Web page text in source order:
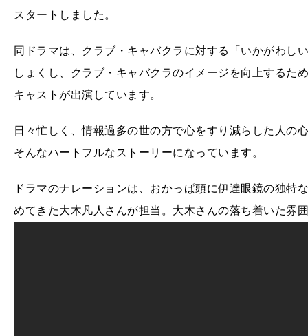
スタートしました。
同ドラマは、クラブ・キャバクラに対する「いかがわし
しょくし、クラブ・キャバクラのイメージを向上するた
キャストが出演しています。
日々忙しく、情報過多の世の方で心をすり減らした人の
そんなハートフルなストーリーになっています。
ドラマのナレーションは、おかっぱ頭に伊達眼鏡の独特
めてきた大木凡人さんが担当。大木さんの落ち着いた雰